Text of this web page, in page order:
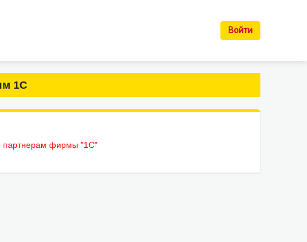
Войти
1С
партнерам фирмы "1С"